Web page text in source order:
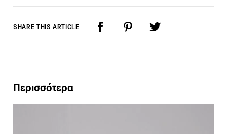
SHARE THIS ARTICLE
Περισσότερα